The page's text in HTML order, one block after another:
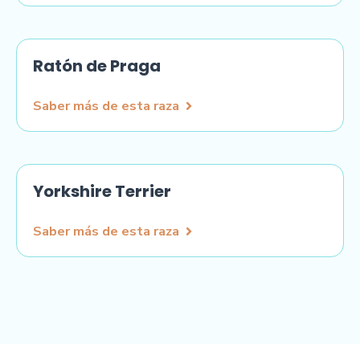
Ratón de Praga
Saber más de esta raza
Yorkshire Terrier
Saber más de esta raza